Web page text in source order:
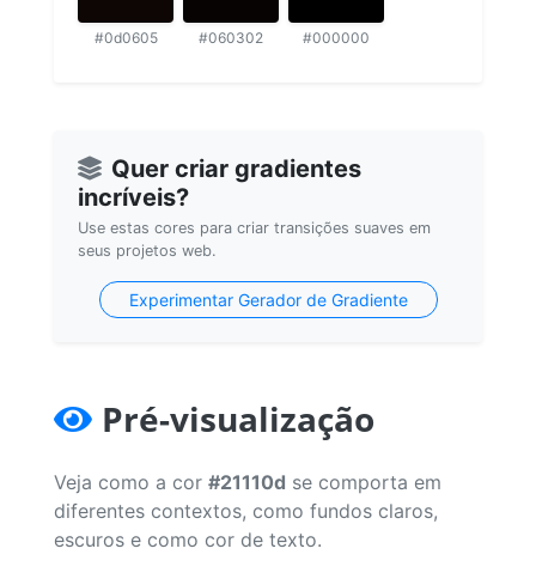
#0d0605 #060302 #000000
Quer criar gradientes
incríveis?
Use estas cores para criar transições suaves em
seus projetos web.
Experimentar Gerador de Gradiente
Pré-visualização
Veja como a cor #21110d se comporta em
diferentes contextos, como fundos claros,
escuros e como cor de texto.